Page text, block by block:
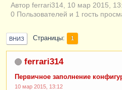
Автор ferrari314, 10 мар 2015,
0 Пользователей и 1 гость
ВНИЗ Страницы 1
ferrari314
Первичное заполнение
10 мар 2015, 13:12